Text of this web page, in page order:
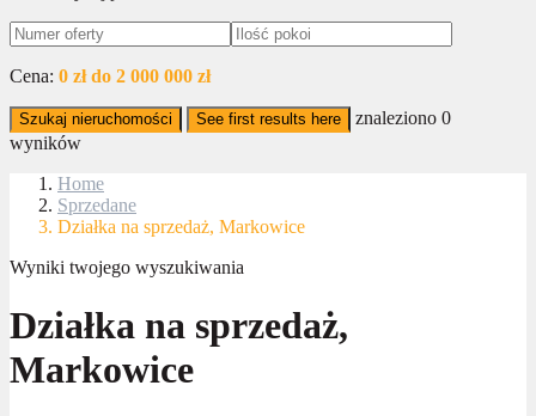
Cena: 0 zł do 2 000 000 zł
Szukaj nieruchomości See first results here znaleziono 0
wyników
Home
Sprzedane
Działka na sprzedaż, Markowice
Wyniki twojego wyszukiwania
Działka na sprzedaż,
Markowice